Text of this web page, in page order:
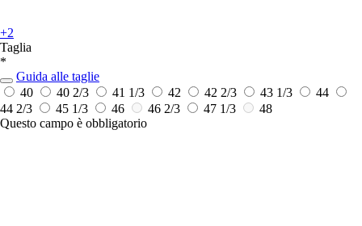
+2
Taglia
*
Guida alle taglie
40
40 2/3 41 1/3 42 42 2/3 43 1/3
44
44 2/3
45 1/3 46 46 2/3 47 1/3
48
Questo campo è obbligatorio